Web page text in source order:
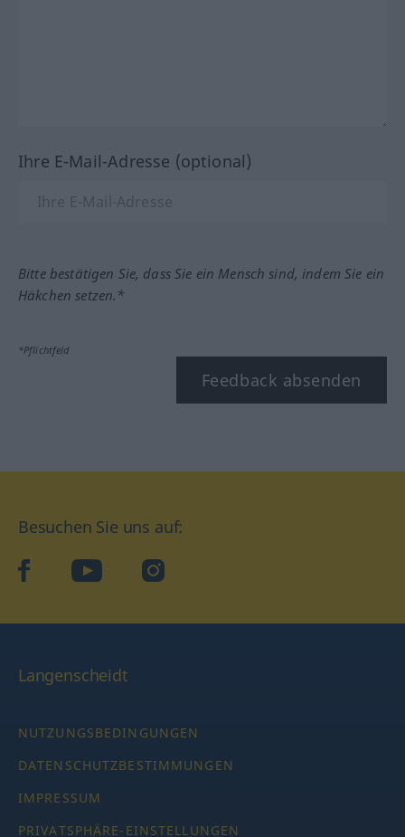
Ihre E-Mail-Adresse (optional)
Bitte bestätigen Sie, dass Sie ein Mensch sind, indem Sie ein
Häkchen setzen.*
*Pflichtfeld
Feedback absenden
Besuchen Sie uns auf:
facebookYouTube Instagram
Langenscheidt
NUTZUNGSBEDINGUNGEN
DATENSCHUTZBESTIMMUNGEN
IMPRESSUM
PRIVATSPHÄRE-EINSTELLUNGEN